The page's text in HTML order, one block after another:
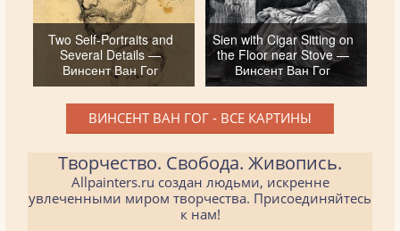
Two Self-Portraits and
Several Details —
Винсент Ван Гог
Sien with Cigar Sitting on
the Floor near Stove —
Винсент Ван Гог
ВИНСЕНТ ВАН ГОГ - ВСЕ КАРТИНЫ
Творчество. Свобода. Живопись.
Allpainters.ru создан людьми, искренне
увлеченными миром творчества. Присоединяйтесь
к нам!